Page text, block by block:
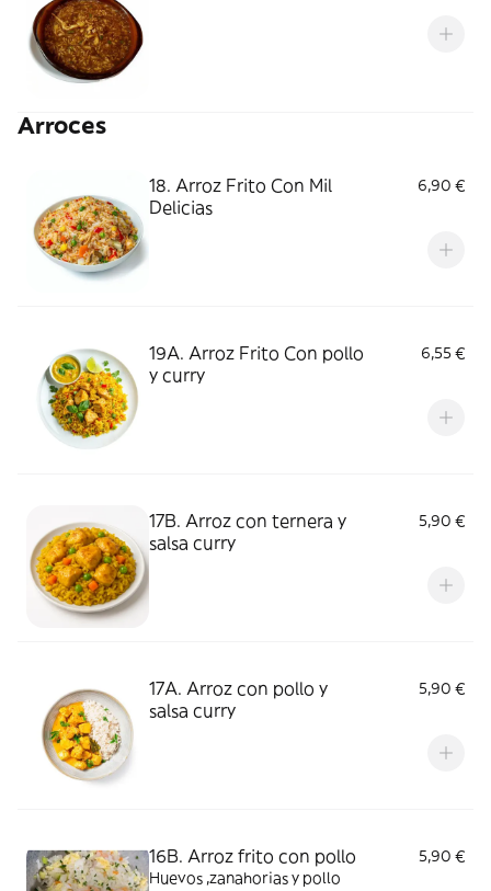
Arroces
18. Arroz Frito Con Mil
Delicias
6,90 €
19A. Arroz Frito Con pollo
y curry
6,55 €
17B. Arroz con ternera y
salsa curry
5,90 €
17A. Arroz con pollo y
salsa curry
5,90 €
16B. Arroz frito con pollo
5,90 €
Huevos ,zanahorias y pollo